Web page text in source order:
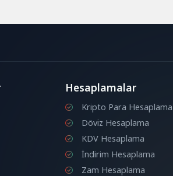
Hesaplamalar
Kripto Para Hesaplama
Döviz Hesaplama
KDV Hesaplama
İndirim Hesaplama
Zam Hesaplama